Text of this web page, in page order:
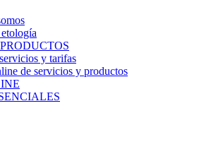
y tarifas
de servicios y productos